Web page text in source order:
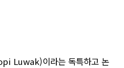
Luwak)이라는 독특하고 논